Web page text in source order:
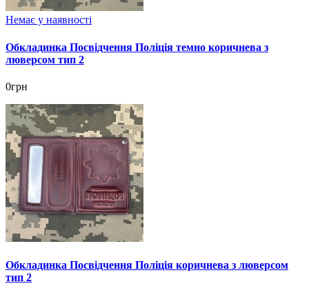
Немає у наявності
Обкладинка Посвідчення Поліція темно коричнева з
люверсом тип 2
0грн
Обкладинка Посвідчення Поліція коричнева з люверсом
тип 2